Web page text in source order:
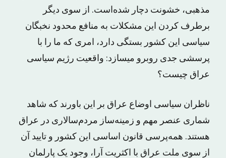
مذهبی، خشونت دچار شده‌است. از سوی دیگر
برطرف کردن این مشکلات به منافع محدود نخبگان
سیاسی این کشور بستگی دارد، امری که ما را با
پرسشی جدی روبرو میسازد: واقعیت رژیم سیاسی
عراق چیست؟
ناظران سیاسی اوضاع عراق بر این باورند که شاهد
شماری عنصر مهم و زمینه‌ساز مردم‌سالاری در عراق
هستند. همه‌پرسی قانون اساسی این کشور و تایید آن
از سوی ملت عراق با اکثریت آرا، وجود یک پارلمان